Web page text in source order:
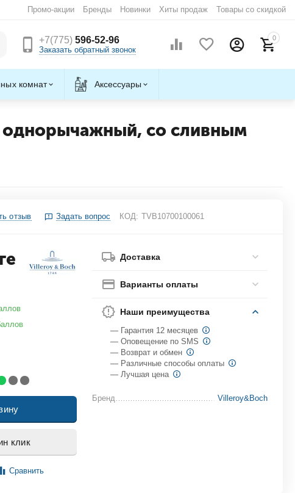
Промо-акции Бренды Новинки Хиты продаж Товары со скидкой
+7(775)596-52-96
Заказать обратный звонок
0
комнат Аксессуары
однорычажный, со сливным
отзыв Задать вопрос КОД: TVB10700100061
клик
Сравнить
Доставка
Варианты оплаты
Наши преимущества
— Гарантия 12 месяцев
— Оповещение по SMS
— Возврат и обмен
— Различные способы оплаты
— Лучшая цена
Бренд Villeroy&Boch